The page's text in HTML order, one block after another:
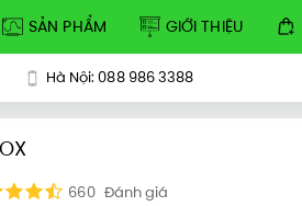
SẢN PHẨM GIỚI THIỆU
Hà Nội: 088 986 3388
660 Đánh giá